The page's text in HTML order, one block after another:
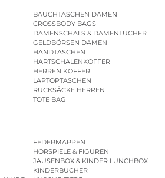
BAUCHTASCHEN DAMEN
CROSSBODY BAGS
DAMENSCHALS & DAMENTÜCHER
GELDBÖRSEN DAMEN
HANDTASCHEN
HARTSCHALENKOFFER
HERREN KOFFER
LAPTOPTASCHEN
RUCKSÄCKE HERREN
TOTE BAG
FEDERMAPPEN
HÖRSPIELE & FIGUREN
JAUSENBOX & KINDER LUNCHBOX
KINDERBÜCHER